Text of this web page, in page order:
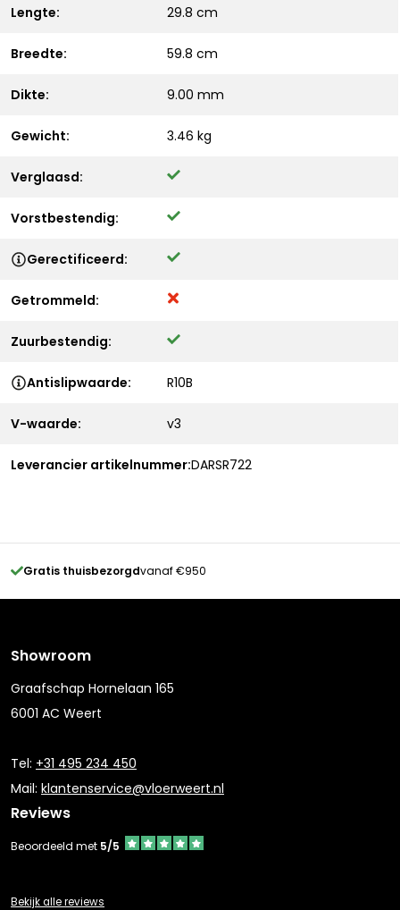
Lengte: 29.8 cm
Breedte: 59.8 cm
Dikte: 9.00 mm
Gewicht: 3.46 kg
Verglaasd:
Vorstbestendig:
Gerectificeerd:
Getrommeld:
Zuurbestendig:
Antislipwaarde: R10B
V-waarde: v3
Leverancier artikelnummer:DARSR722
Gratis thuisbezorgdvanaf €950
Showroom
Graafschap Hornelaan 165
6001 AC Weert
Tel: +31 495 234 450
Mail: klantenservice@vloerweert.nl
Reviews
Beoordeeld met 5/5
Bekijk alle reviews